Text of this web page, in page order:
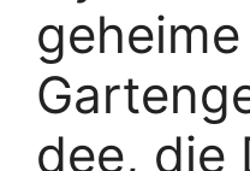
geheime
dee, die